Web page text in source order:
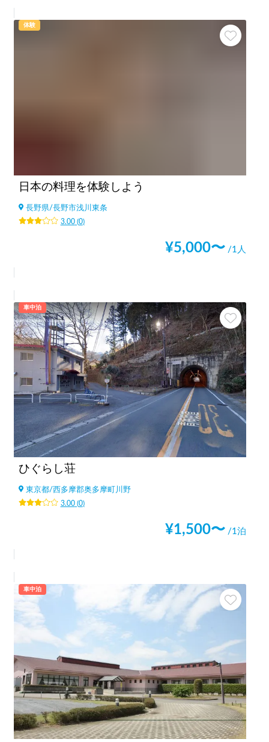
体験
日本の料理を体験しよう
長野県/長野市浅川東条
3.00(0)
¥5,000〜 /1人
車中泊
ひぐらし荘
東京都/西多摩郡奥多摩町川野
3.00(0)
¥1,500〜 /1泊
車中泊